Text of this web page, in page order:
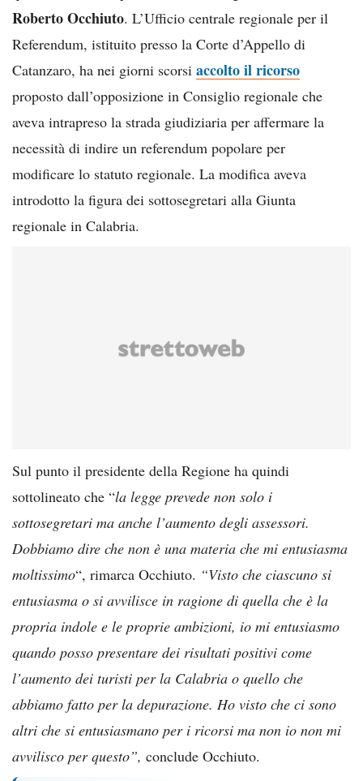
Roberto Occhiuto. L’Ufficio centrale regionale per il
Referendum, istituito presso la Corte d’Appello di
Catanzaro, ha nei giorni scorsi accolto il ricorso
proposto dall’opposizione in Consiglio regionale che
aveva intrapreso la strada giudiziaria per affermare la
necessità di indire un referendum popolare per
modificare lo statuto regionale. La modifica aveva
introdotto la figura dei sottosegretari alla Giunta
regionale in Calabria.
Sul punto il presidente della Regione ha quindi
sottolineato che “la legge prevede non solo i
sottosegretari ma anche l’aumento degli assessori.
Dobbiamo dire che non è una materia che mi entusiasma
moltissimo“, rimarca Occhiuto. “Visto che ciascuno si
entusiasma o si avvilisce in ragione di quella che è la
propria indole e le proprie ambizioni, io mi entusiasmo
quando posso presentare dei risultati positivi come
l’aumento dei turisti per la Calabria o quello che
abbiamo fatto per la depurazione. Ho visto che ci sono
altri che si entusiasmano per i ricorsi ma non io non mi
avvilisco per questo”, conclude Occhiuto.